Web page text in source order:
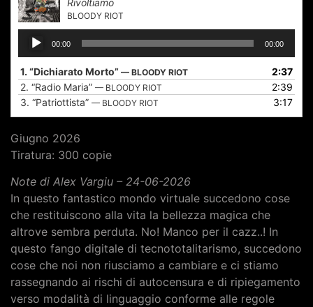
BLOODY RIOT
Audio
Player
00:00 00:00
1. “Dichiarato Morto” — BLOODY RIOT
2:37
2. “Radio Maria” — BLOODY RIOT
2:39
3. “Patriottista” — BLOODY RIOT 3:17
Giugno 2026
Tiratura: 300 copie
Note di Alex Vargiu – 24-06-2026
In questo fantastico mondo virtuale succedono cose
che restituiscono alla vita la bellezza magica che
altrove sembra perduta. No! Manco per il cazz..! In
questo fango digitale di tecnototalitarismo, succedono
cose che noi non riusciamo a cambiare e ci stiamo
rassegnando ai rischi di autocensura e di ripiegamento
verso modalità di linguaggio conforme alle regole